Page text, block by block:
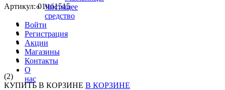
Чистящее
средство
Войти
Регистрация
Акции
Магазины
Контакты
О
нас
Артикул: 01иб1515
(2)
КУПИТЬ В КОРЗИНЕ В КОРЗИНЕ